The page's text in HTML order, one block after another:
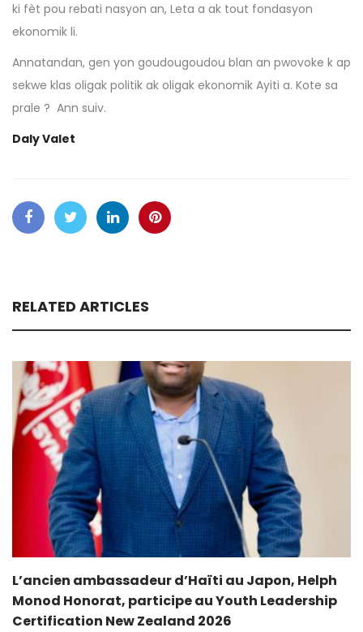
ki fèt pou rebati nasyon an, Leta a ak tout fondasyon
ekonomik li.
Annatandan, gen yon goudougoudou blan an pwovoke k ap
sekwe klas oligak politik ak oligak ekonomik Ayiti a. Kote sa
prale ? Ann suiv.
Daly Valet
RELATED ARTICLES
L’ancien ambassadeur d’Haïti au Japon, Helph
Monod Honorat, participe au Youth Leadership
Certification New Zealand 2026